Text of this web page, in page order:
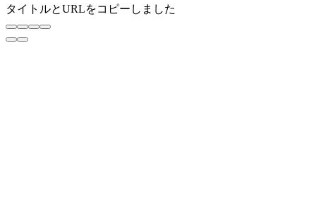
タイトルとURLをコピーしました